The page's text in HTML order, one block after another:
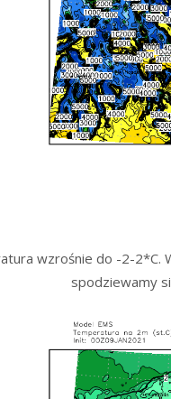
wzrośnie do -2-2*C.
spodziewamy